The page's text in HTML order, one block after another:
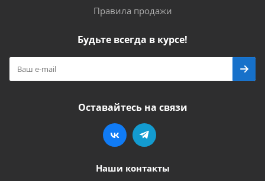
Правила продажи
Будьте всегда в курсе!
Оставайтесь на связи
Наши контакты